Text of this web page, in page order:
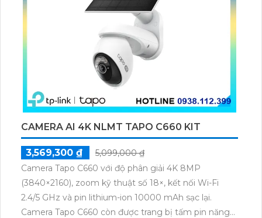
sát an ninh.
CAMERA AI 4K NLMT TAPO C660 KIT
3,569,300 ₫
5,099,000 ₫
Camera Tapo C660 với độ phân giải 4K 8MP
(3840×2160), zoom kỹ thuật số 18×, kết nối Wi-Fi
2.4/5 GHz và pin lithium-ion 10000 mAh sạc lại.
Camera Tapo C660 còn được trang bị tấm pin năng